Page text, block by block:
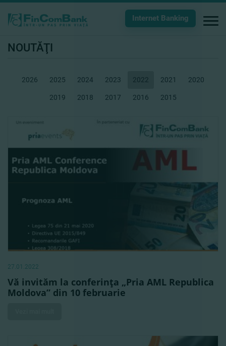
Internet Banking
NOUTĂŢI
2026 2025 2024 2023 2022 2021 2020
2019 2018 2017 2016 2015
27.01.2022
Vă invităm la conferinţa „Pria AML Republica
Moldova” din 10 februarie